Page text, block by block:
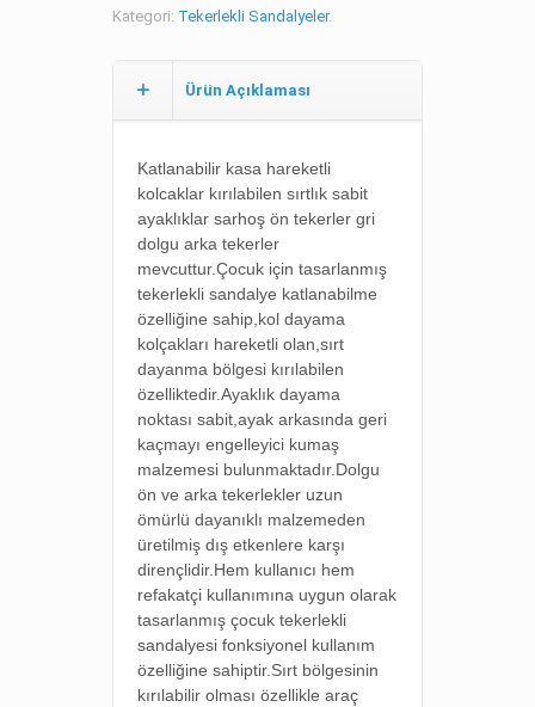
Kategori: Tekerlekli Sandalyeler.
Ürün Açıklaması
Katlanabilir kasa hareketli
kolcaklar kırılabilen sırtlık sabit
ayaklıklar sarhoş ön tekerler gri
dolgu arka tekerler
mevcuttur.Çocuk için tasarlanmış
tekerlekli sandalye katlanabilme
özelliğine sahip,kol dayama
kolçakları hareketli olan,sırt
dayanma bölgesi kırılabilen
özelliktedir.Ayaklık dayama
noktası sabit,ayak arkasında geri
kaçmayı engelleyici kumaş
malzemesi bulunmaktadır.Dolgu
ön ve arka tekerlekler uzun
ömürlü dayanıklı malzemeden
üretilmiş dış etkenlere karşı
dirençlidir.Hem kullanıcı hem
refakatçi kullanımına uygun olarak
tasarlanmış çocuk tekerlekli
sandalyesi fonksiyonel kullanım
özelliğine sahiptir.Sırt bölgesinin
kırılabilir olması özellikle araç